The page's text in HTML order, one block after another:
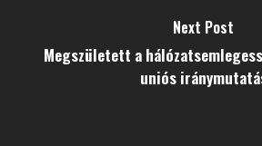
Next Post
Megszületett a
uniós